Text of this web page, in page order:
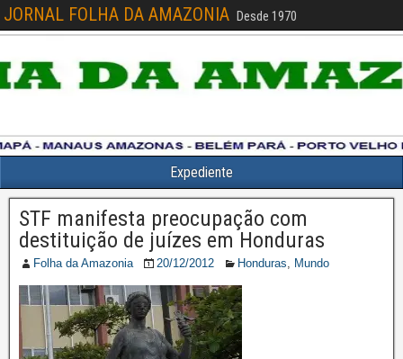
JORNAL FOLHA DA AMAZONIA Desde 1970
Expediente
STF manifesta preocupação com
destituição de juízes em Honduras
Folha da Amazonia 20/12/2012 Honduras, Mundo